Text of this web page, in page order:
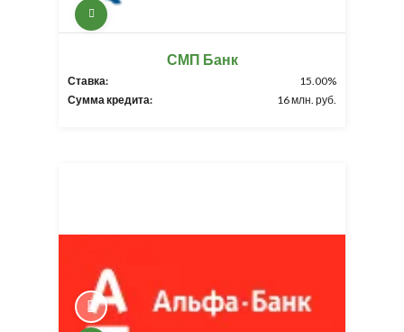
СМП Банк
Ставка:
15.00%
Сумма кредита:
16 млн. руб.